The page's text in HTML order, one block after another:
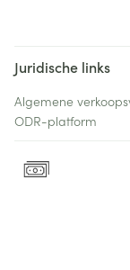
Juridische links
Algemene
ODR-platform